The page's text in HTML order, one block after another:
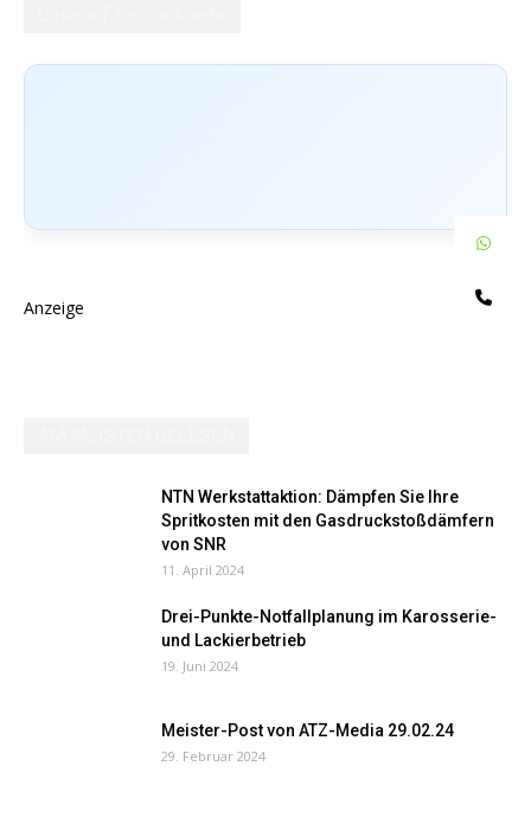
Anzeige
NTN Werkstattaktion: Dämpfen Sie Ihre
Spritkosten mit den Gasdruckstoßdämfern
von SNR
11. April 2024
Drei-Punkte-Notfallplanung im Karosserie-
und Lackierbetrieb
19. Juni 2024
Meister-Post von ATZ-Media 29.02.24
29. Februar 2024